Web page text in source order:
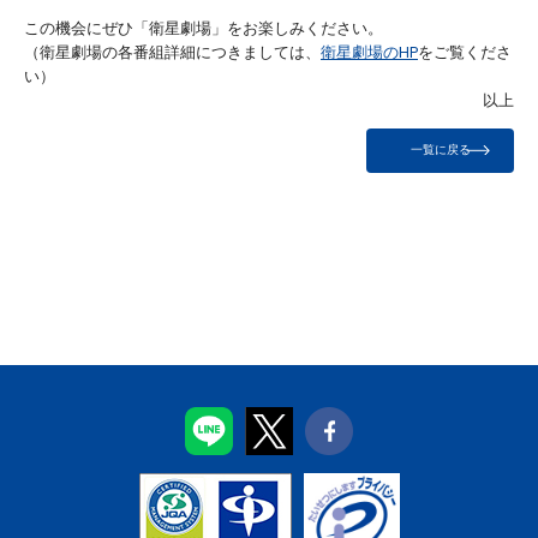
この機会にぜひ「衛星劇場」をお楽しみください。
（衛星劇場の各番組詳細につきましては、 衛星劇場のHPをご覧くださ
い）
以上
一覧に戻る